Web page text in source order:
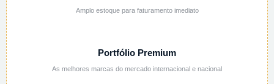
Amplo estoque para faturamento imediato
Portfólio Premium
As melhores marcas do mercado internacional e nacional